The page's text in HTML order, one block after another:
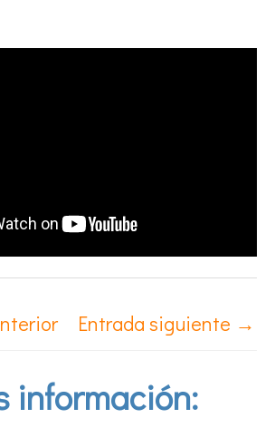
Entrada siguiente →
información: